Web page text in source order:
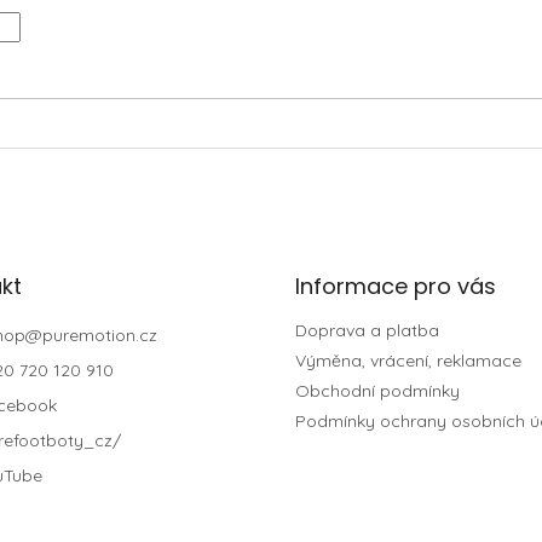
@puremotion.cz
720 120 910
Informace pro vás
Doprava a platba
Výměna, vrácení, reklamace
Obchodní podmínky
Podmínky ochrany osobních